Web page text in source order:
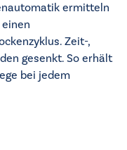
ermitteln
Zeit-,
gesenkt. So erhält
bei jedem